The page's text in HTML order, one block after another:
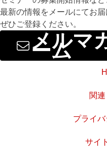
最新の情報をメールにてお届
ぜひご登録ください。
メルマ
ーム
関
プライ
サイ